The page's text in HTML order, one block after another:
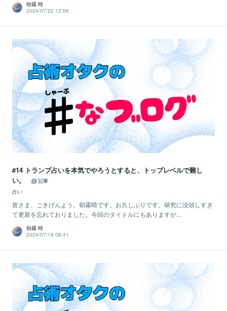
朝霧 晴
2024/07/22 12:06
#14 トランプ占いを本気でやろうとすると、トップレベルで難し
い。
記事
占い
皆さま、ごきげんよう。朝霧晴です。お久しぶりです。研究に没頭しすぎ
て更新を忘れておりました。今回のタイトルにもありますが...
朝霧 晴
2024/07/18 08:41